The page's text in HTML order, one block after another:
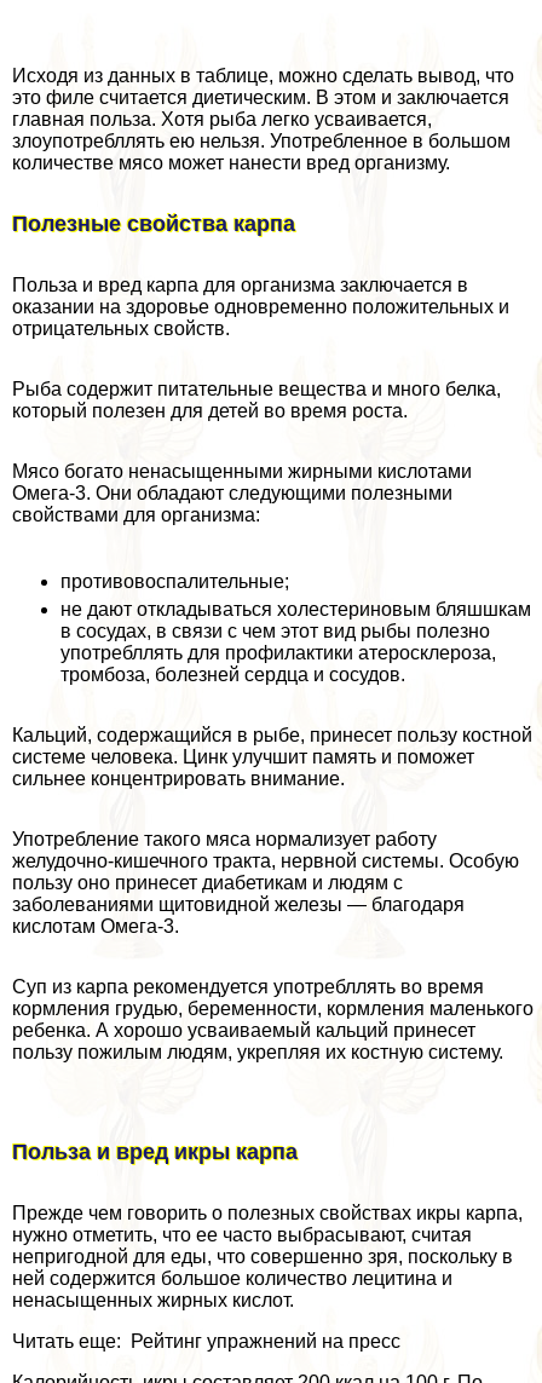
Исходя из данных в таблице, можно сделать вывод, что
это филе считается диетическим. В этом и заключается
главная польза. Хотя рыба легко усваивается,
злоупотрeбллять ею нельзя. Употрeбленное в большом
количестве мясо может нанести вред организму.
Полезные свойства карпа
Польза и вред карпа для организма заключается в
оказании на здоровье одновременно положительных и
отрицательных свойств.
Рыба содержит питательные вещества и много белка,
который полезен для детей во время роста.
Мясо богато ненасыщенными жирными кислотами
Омега-3. Они обладают следующими полезными
свойствами для организма:
противовоспалительные;
не дают откладываться холестериновым бляшшкам
в сосудах, в связи с чем этот вид рыбы полезно
употрeбллять для профилактики атеросклероза,
тромбоза, болезней сердца и сосудов.
Кальций, содержащийся в рыбе, принесет пользу костной
системе человека. Цинк улучшит память и поможет
сильнее концентрировать внимание.
Употрeбление такого мяса нормализует работу
желудочно-кишечного тpaкта, нервной системы. Особую
пользу оно принесет диабетикам и людям с
заболеваниями щитовидной железы — благодаря
кислотам Омега-3.
Суп из карпа рекомендуется употрeбллять во время
кормления гpyдью, беременности, кормления маленького
ребенка. А хорошо усваиваемый кальций принесет
пользу пожилым людям, укрепляя их костную систему.
Польза и вред икры карпа
Прежде чем говорить о полезных свойствах икры карпа,
нужно отметить, что ее часто выбрасывают, считая
непригодной для еды, что совершенно зря, поскольку в
ней содержится большое количество лецитина и
ненасыщенных жирных кислот.
Читать еще: Рейтинг упражнений на пресс